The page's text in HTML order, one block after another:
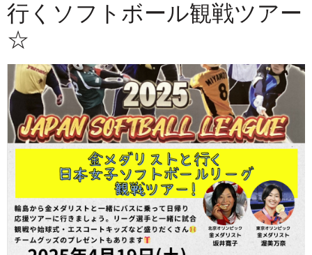
行くソフトボール観戦ツアー
☆